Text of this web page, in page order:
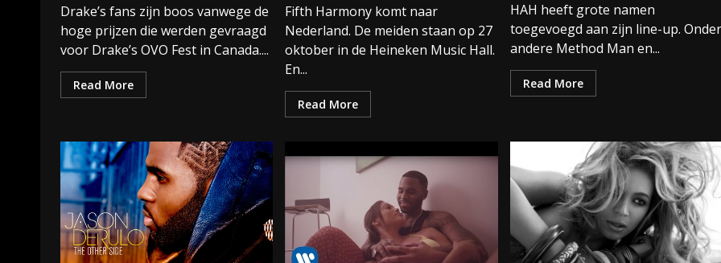
Drake’s fans zijn boos vanwege de
hoge prijzen die werden gevraagd
voor Drake’s OVO Fest in Canada....
Read More
Fifth Harmony komt naar
Nederland. De meiden staan op 27
oktober in de Heineken Music Hall.
En...
Read More
HAH heeft grote namen
toegevoegd aan zijn line-up. Onder
andere Method Man en...
Read More